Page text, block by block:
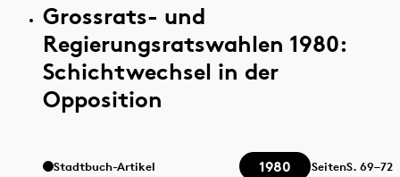
Grossrats- und
Regierungsratswahlen 1980:
Schichtwechsel in der
Opposition
Stadtbuch-Artikel 1980 SeitenS. 69–72